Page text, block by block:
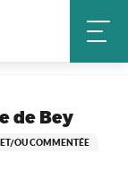
l'église de Bey
de Bey
OU COMMENTÉE